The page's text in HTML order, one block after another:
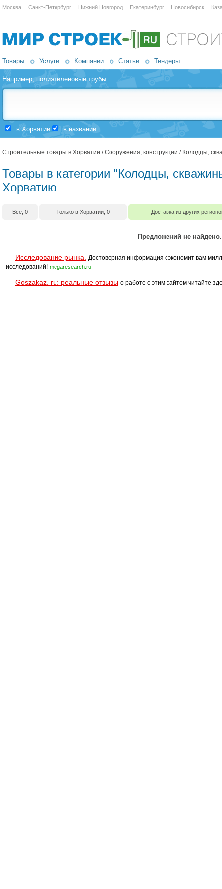
Москва Санкт-Петербург Нижний Новгород Екатеринбург Новосибирск
Товары Услуги Компании Статьи Тендеры
Например,полиэтиленовые трубы
в Хорватии в названии
Строительные товары в Хорватии /Сооружения, конструкции / Колодцы,
Товары в категории "Колодцы,
Хорватию
Все, 0 Только в Хорватии, 0 Доставка из других
Предложений не найдено.
Исследование рынка.
Достоверная информация сэкономит вам
исследований! megaresearch.ru
Goszakaz. ru: реальные отзывы о работе с этим сайтом читайте